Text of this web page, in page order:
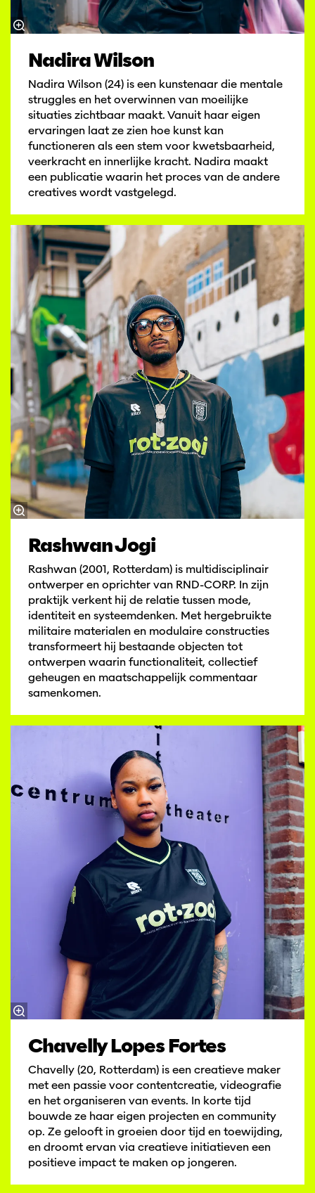
Nadira Wilson
Nadira Wilson (24) is een kunstenaar die mentale
struggles en het overwinnen van moeilijke
situaties zichtbaar maakt. Vanuit haar eigen
ervaringen laat ze zien hoe kunst kan
functioneren als een stem voor kwetsbaarheid,
veerkracht en innerlijke kracht. Nadira maakt
een publicatie waarin het proces van de andere
creatives wordt vastgelegd.
Rashwan Jogi
Rashwan (2001, Rotterdam) is multidisciplinair
ontwerper en oprichter van RND-CORP. In zijn
praktijk verkent hij de relatie tussen mode,
identiteit en systeemdenken. Met hergebruikte
militaire materialen en modulaire constructies
transformeert hij bestaande objecten tot
ontwerpen waarin functionaliteit, collectief
geheugen en maatschappelijk commentaar
samenkomen.
Chavelly Lopes Fortes
Chavelly (20, Rotterdam) is een creatieve maker
met een passie voor contentcreatie, videografie
en het organiseren van events. In korte tijd
bouwde ze haar eigen projecten en community
op. Ze gelooft in groeien door tijd en toewijding,
en droomt ervan via creatieve initiatieven een
positieve impact te maken op jongeren.